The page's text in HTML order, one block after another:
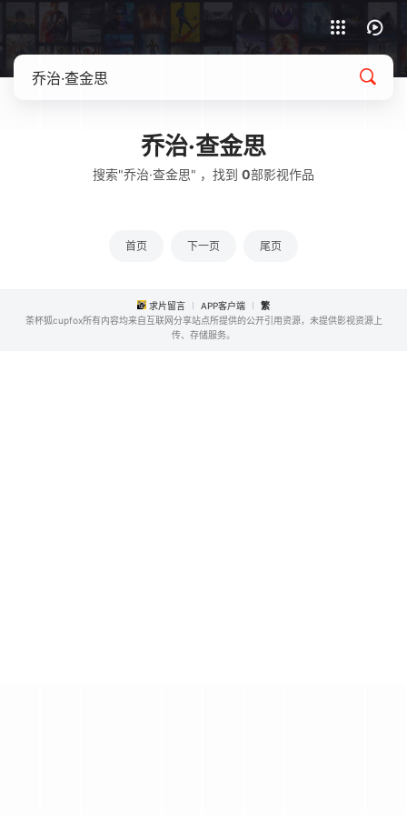
乔治·查金思
搜索"乔治·查金思" ，找到 0部影视作品
首页 下一页 尾页
求片留言 APP客户端
繁
茶杯狐cupfox所有内容均来自互联网分享站点所提供的公开引用资源，未提供影视资源上
传、存储服务。